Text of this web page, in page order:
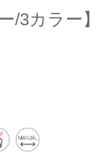
/3カラー】